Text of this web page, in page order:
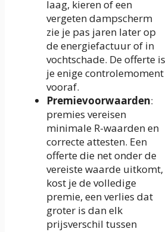
laag, kieren of een
vergeten dampscherm
zie je pas jaren later op
de energiefactuur of in
vochtschade. De offerte is
je enige controlemoment
vooraf.
Premievoorwaarden:
premies vereisen
minimale R-waarden en
correcte attesten. Een
offerte die net onder de
vereiste waarde uitkomt,
kost je de volledige
premie, een verlies dat
groter is dan elk
prijsverschil tussen